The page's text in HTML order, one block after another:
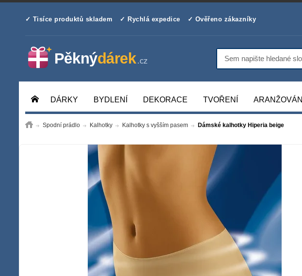
✓ Tisíce produktů skladem ✓ Rychlá expedice ✓ Ověřeno zákazníky
DÁRKY BYDLENÍ DEKORACE TVOŘENÍ ARANŽOVÁNÍ
Spodní prádlo Kalhotky Kalhotky s vyšším pasem Dámské kalhotky Hiperia beige